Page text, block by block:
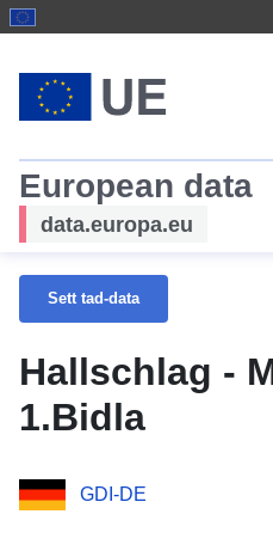
European data
data.europa.eu
Sett tad-data
Hallschlag -
1.Bidla
GDI-DE